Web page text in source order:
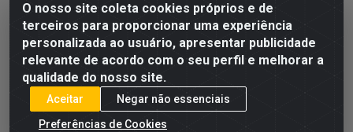
O nosso site coleta cookies próprios e de
terceiros para proporcionar uma experiência
personalizada ao usuário, apresentar publicidade
relevante de acordo com o seu perfil e melhorar a
qualidade do nosso site.
Aceitar
Negar não essenciais
Preferências de Cookies
NALESSO DISTRIBUIDORA DE AUTO PECAS LTDA - Rua
Paulo Afonso, nº10 Galpão 03 SL 1 - Alecrim - Vila
Velha/ES - CEP 29.118-033 - CNPJ: 29.722.419/0003-09